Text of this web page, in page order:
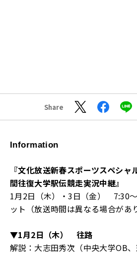
Share
Information
『文化放送新春スポーツスペシ
間往復大学駅伝競走実況中継』
1月2日（木）・3日（金） 7:30
ット（放送時間は異なる場合があ
▼1月2日（木） 往路
解説：大志田秀次（中央大学OB